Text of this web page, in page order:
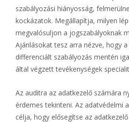
szabályozási hiányosság,
kockázatok. Megállapítja, milyen
megvalósuljon a jogszabályoknak
Ajánlásokat tesz arra nézve, hogy
differenciált szabályozás mentén
által végzett tevékenységek
Az auditra az adatkezelő számára
érdemes tekinteni. Az adatvédelmi
célja, hogy elősegítse az